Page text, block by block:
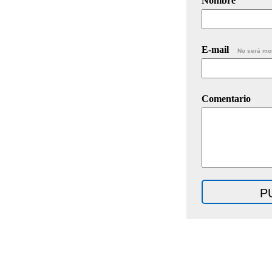
E-mail No será
Comentario